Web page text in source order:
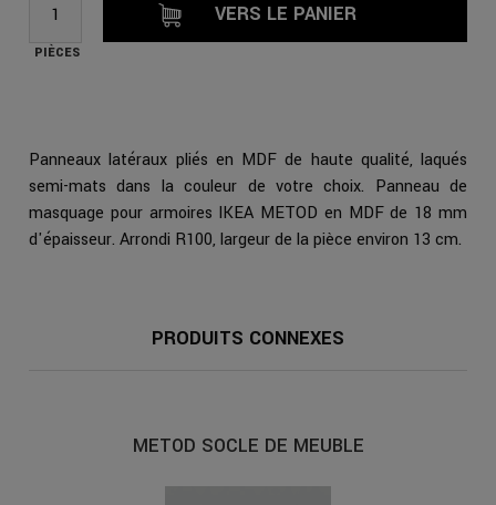
PIÈCES
VERS LE PANIER
Panneaux latéraux pliés en MDF de haute qualité, laqués
semi-mats dans la couleur de votre choix. Panneau de
masquage pour armoires IKEA METOD en MDF de 18 mm
d'épaisseur. Arrondi R100, largeur de la pièce environ 13 cm.
PRODUITS CONNEXES
METOD SOCLE DE MEUBLE